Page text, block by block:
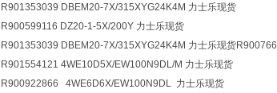
R901353039 DBEM20-7X/315XYG24K4M 力士乐现货
R900599116 DZ20-1-5X/200Y 力士乐现货
R901353039 DBEM20-7X/315XYG24K4M 力士乐现货
R901554121 4WE10D5X/EW100N9DL/M 力士乐现货
R900922866 4WE6D6X/EW100N9DL 力士乐现货